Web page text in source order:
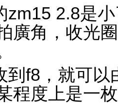
zm15 2.8是
廣角，收光
到f8，就可
程度上是一